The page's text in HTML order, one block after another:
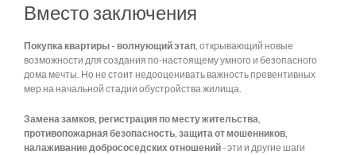
Вместо заключения
Покупка квартиры - волнующий этап, открывающий новые
возможности для создания по-настоящему умного и безопасного
дома мечты. Но не стоит недооценивать важность превентивных
мер на начальной стадии обустройства жилища.
Замена замков, регистрация по месту жительства,
противопожарная безопасность, защита от мошенников,
налаживание добрососедских отношений- эти и другие шаги